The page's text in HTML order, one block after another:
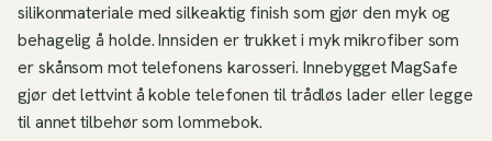
silikonmateriale med silkeaktig finish som gjør den myk og
behagelig å holde. Innsiden er trukket i myk mikrofiber som
er skånsom mot telefonens karosseri. Innebygget MagSafe
gjør det lettvint å koble telefonen til trådløs lader eller legge
til annet tilbehør som lommebok.